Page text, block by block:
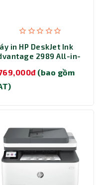
in HP DeskJet Ink
2989 All-in-
đa năng(bao gồm